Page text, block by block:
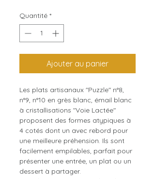
Quantité *
Ajouter au panier
Les plats artisanaux "Puzzle" n°8,
n°9, n°10 en grès blanc, émail blanc
à cristallisations "Voie Lactée"
proposent des formes atypiques à
4 cotés dont un avec rebord pour
une meilleure préhension. Ils sont
facilement empilables, parfait pour
présenter une entrée, un plat ou un
dessert à partager.